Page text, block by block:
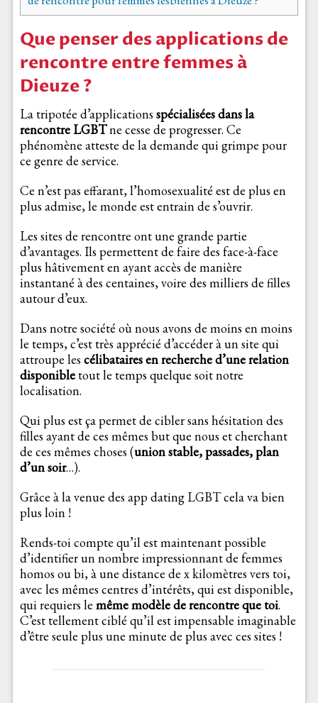
Que penser des applications de
rencontre entre femmes à
Dieuze ?
La tripotée d’applications spécialiséesdans la
rencontre LGBTne cesse de progresser. Ce
phénomène atteste de la demande qui grimpe pour
ce genre de service.
Ce n’est pas effarant, l’homosexualité est de plus en
plus admise, le monde est entrain de s’ouvrir.
Les sites de rencontre ont une grande partie
d’avantages. Ils permettent de faire des face-à-face
plus hâtivement en ayant accès de manière
instantané à des centaines, voire des milliers de filles
autour d’eux.
Dans notre société où nous avons de moins en moins
le temps, c’est très apprécié d’accéder à un site qui
attroupe les célibataires en recherche d’une relation
disponibletout le temps quelque soit notre
localisation.
Qui plus est ça permet de cibler sans hésitation des
filles ayant de ces mêmes but que nous et cherchant
de ces mêmes choses (union stable, passades, plan
d’un soir…).
Grâce à la venue des app dating LGBT cela va bien
plus loin !
Rends-toi compte qu’il est maintenant possible
d’identifier un nombre impressionnant de femmes
homos ou bi, à une distance de x kilomètres vers toi,
avec les mêmes centres d’intérêts, qui est disponible,
qui requiers le même modèle de rencontre que toi.
C’est tellement ciblé qu’il est impensable imaginable
d’être seule plus une minute de plus avec ces sites !